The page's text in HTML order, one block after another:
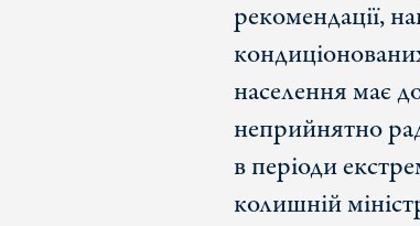
рекомендації,
населення має
неприйнятно
в періоди
колишній